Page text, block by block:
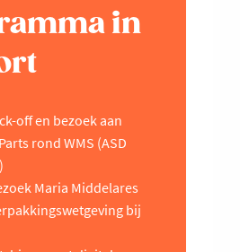
in
off en bezoek aan
rond WMS (ASD
Maria Middelares
bij